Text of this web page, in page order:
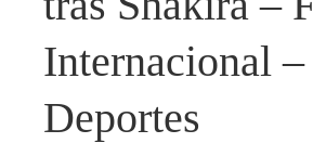
Internacional –
Deportes